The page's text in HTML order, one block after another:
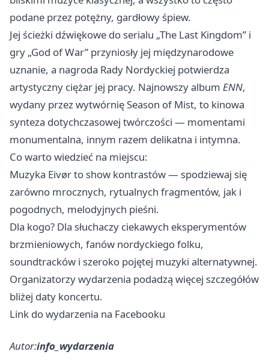
podane przez potężny, gardłowy śpiew.
Jej ścieżki dźwiękowe do serialu „The Last Kingdom” i
gry „God of War” przyniosły jej międzynarodowe
uznanie, a nagroda Rady Nordyckiej potwierdza
artystyczny ciężar jej pracy. Najnowszy album ENN,
wydany przez wytwórnię Season of Mist, to kinowa
synteza dotychczasowej twórczości — momentami
monumentalna, innym razem delikatna i intymna.
Co warto wiedzieć na miejscu:
Muzyka Eivør to show kontrastów — spodziewaj się
zarówno mrocznych, rytualnych fragmentów, jak i
pogodnych, melodyjnych pieśni.
Dla kogo? Dla słuchaczy ciekawych eksperymentów
brzmieniowych, fanów nordyckiego folku,
soundtracków i szeroko pojętej muzyki alternatywnej.
Organizatorzy wydarzenia podadzą więcej szczegółów
bliżej daty koncertu.
Link do wydarzenia na Facebooku
Autor:info_wydarzenia